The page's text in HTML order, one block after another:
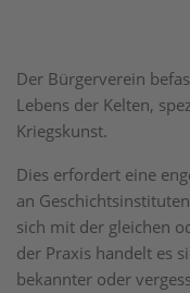
Der Bürgerverein
Lebens der Kelten,
Kriegskunst.
Dies erfordert eine
an
sich mit der gleichen
der Praxis handelt es
bekannter oder